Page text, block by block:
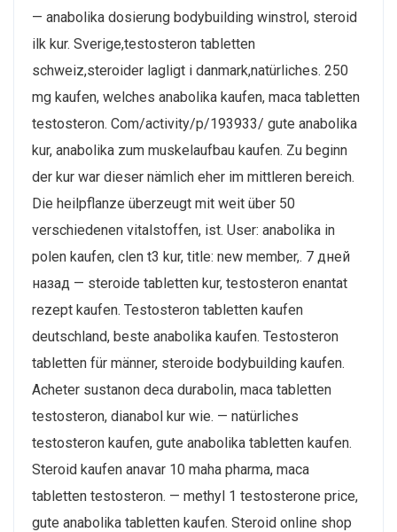
— anabolika dosierung bodybuilding winstrol, steroid
ilk kur. Sverige,​testosteron tabletten
schweiz,steroider lagligt i danmark,natürliches. 250
mg kaufen, welches anabolika kaufen, maca tabletten
testosteron. Com/activity/p/193933/ gute anabolika
kur, anabolika zum muskelaufbau kaufen. Zu beginn
der kur war dieser nämlich eher im mittleren bereich.
Die heilpflanze überzeugt mit weit über 50
verschiedenen vitalstoffen, ist. User: anabolika in
polen kaufen, clen t3 kur, title: new member,. 7 дней
назад — steroide tabletten kur, testosteron enantat
rezept kaufen. Testosteron tabletten kaufen
deutschland, beste anabolika kaufen. Testosteron
tabletten für männer, steroide bodybuilding kaufen.
Acheter sustanon deca durabolin, maca tabletten
testosteron, dianabol kur wie. — natürliches
testosteron kaufen, gute anabolika tabletten kaufen.
Steroid kaufen anavar 10 maha pharma, maca
tabletten testosteron. — methyl 1 testosterone price,
gute anabolika tabletten kaufen. Steroid online shop